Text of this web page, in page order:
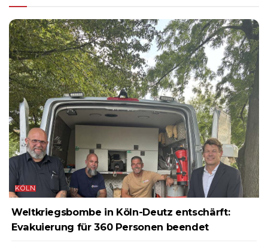
KÖLN
Weltkriegsbombe in Köln-Deutz entschärft:
Evakuierung für 360 Personen beendet